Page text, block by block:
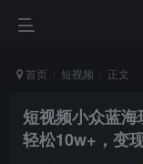
首页 短视频 正文
短视频小众蓝
轻松10w+，变